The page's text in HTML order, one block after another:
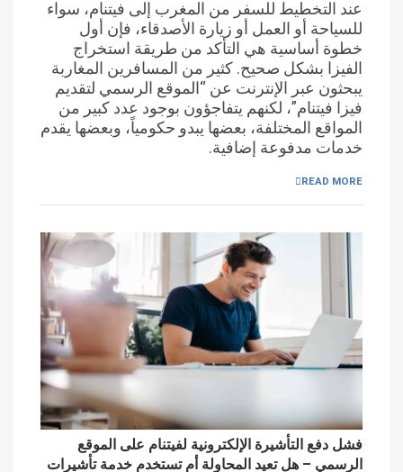
عند التخطيط للسفر من المغرب إلى فيتنام، سواء
للسياحة أو العمل أو زيارة الأصدقاء، فإن أول
خطوة أساسية هي التأكد من طريقة استخراج
الفيزا بشكل صحيح. كثير من المسافرين المغاربة
يبحثون عبر الإنترنت عن “الموقع الرسمي لتقديم
فيزا فيتنام”، لكنهم يتفاجؤون بوجود عدد كبير من
المواقع المختلفة، بعضها يبدو حكومياً، وبعضها يقدم
خدمات مدفوعة إضافية.
READ MORE
فشل دفع التأشيرة الإلكترونية لفيتنام على الموقع
الرسمي – هل تعيد المحاولة أم تستخدم خدمة تأشيرات